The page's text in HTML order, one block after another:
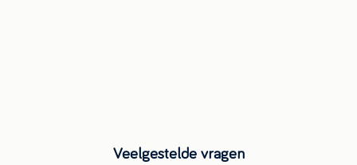
Veelgestelde vragen